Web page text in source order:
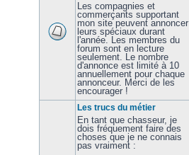
Les compagnies et
commerçants supportant
mon site peuvent annoncer
leurs spéciaux durant
l'année. Les membres du
forum sont en lecture
seulement. Le nombre
d'annonce est limité à 10
annuellement pour chaque
annonceur. Merci de les
encourager !
Les trucs du métier
En tant que chasseur, je
dois fréquement faire des
choses que je ne connais
pas vraiment :